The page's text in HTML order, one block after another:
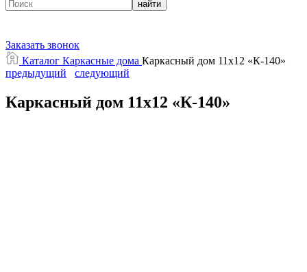
найти
Заказать звонок
Каталог Каркасные дома Каркасный дом 11х12 «К-140»
предыдущий
следующий
Каркасный дом 11х12 «К-140»